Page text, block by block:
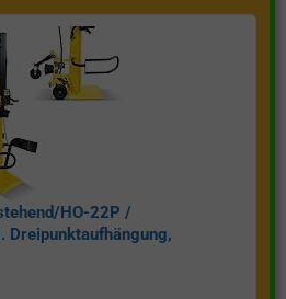
HO-22P /
Dreipunktaufhängung,